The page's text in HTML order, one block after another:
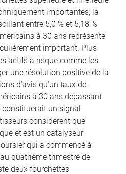
importantes; la
entre 5,0 % et 5,18 %
à 30 ans représente
important. Plus
actifs à risque comme les
une résolution positive de la
d’avis qu’un taux de
à 30 ans dépassant
un signal
considèrent que
et est un catalyseur
qui a commencé à
quatrième trimestre de
deux fourchettes